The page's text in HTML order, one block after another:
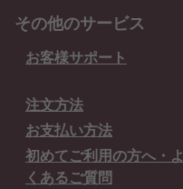
その他のサービス
お客様サポート
注文方法
お支払い方法
初めてご利用の方へ・よ
くあるご質問